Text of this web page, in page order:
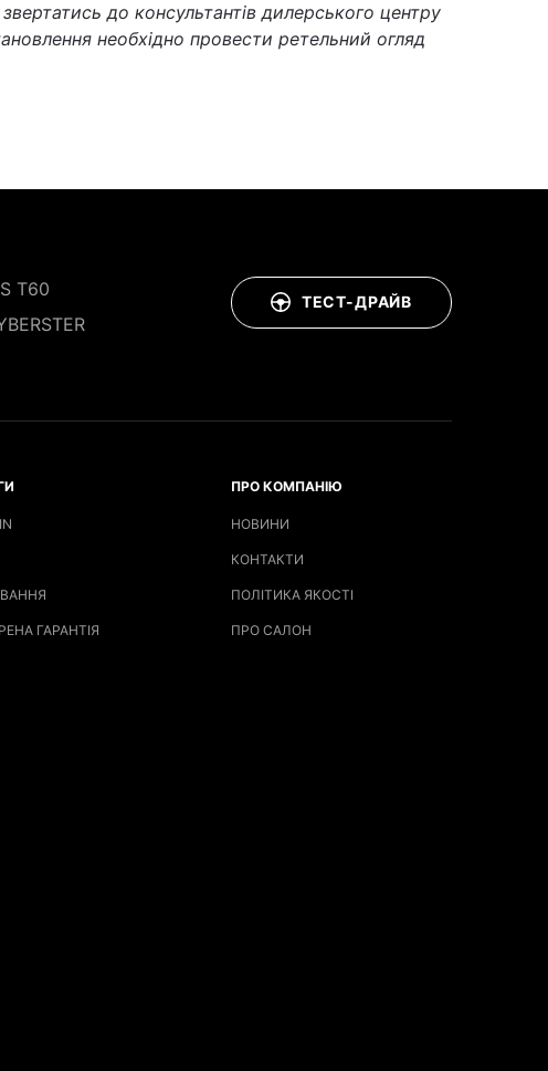
до консультантів дилерського центру
необхідно провести ретельний огляд
T60
ТЕСТ-ДРАЙВ
ГАРАНТІЯ
ПРО КОМПАНІЮ
НОВИНИ
КОНТАКТИ
ПОЛІТИКА ЯКОСТІ
ПРО САЛОН